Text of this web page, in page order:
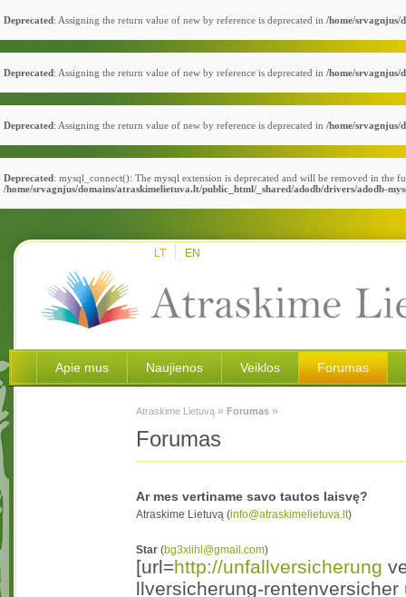
Deprecated: Assigning the return value of new by reference is deprecated in /home/srvagnjus/
Deprecated: Assigning the return value of new by reference is deprecated in /home/srvagnjus/
Deprecated: Assigning the return value of new by reference is deprecated in /home/srvagnjus/
Deprecated: mysql_connect(): The mysql extension is deprecated and will be removed in the
/home/srvagnjus/domains/atraskimelietuva.lt/public_html/_shared/adodb/drivers/adodb-
LT EN
Apie mus Naujienos Veiklos Forumas
Atraskime Lietuvą » Forumas »
Forumas
Ar mes vertiname savo tautos laisvę?
Atraskime Lietuvą (info@atraskimelietuva.lt)
Star (bg3xiihl@gmail.com)
[url=http://unfallversicherung
llversicherung-